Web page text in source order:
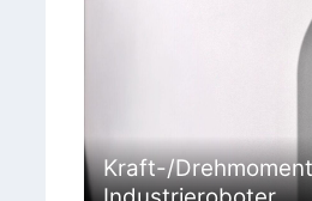
Kraft-/